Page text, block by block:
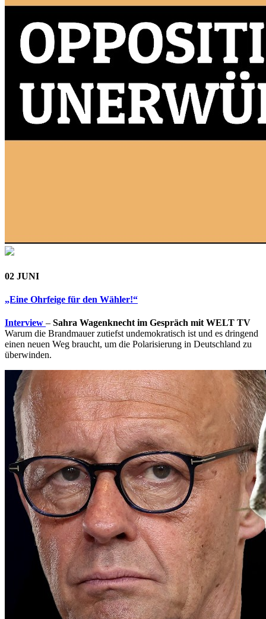
02 JUNI
„Eine Ohrfeige für den Wähler!“
Interview – Sahra Wagenknecht im Gespräch mit WELT TV
Warum die Brandmauer zutiefst undemokratisch ist und es dringend
einen neuen Weg braucht, um die Polarisierung in Deutschland zu
überwinden.